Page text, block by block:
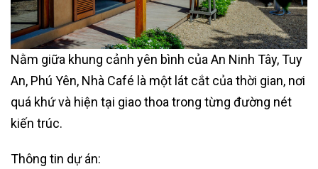
Nằm giữa khung cảnh yên bình của An Ninh Tây, Tuy
An, Phú Yên, Nhà Café là một lát cắt của thời gian, nơi
quá khứ và hiện tại giao thoa trong từng đường nét
kiến trúc.
Thông tin dự án: